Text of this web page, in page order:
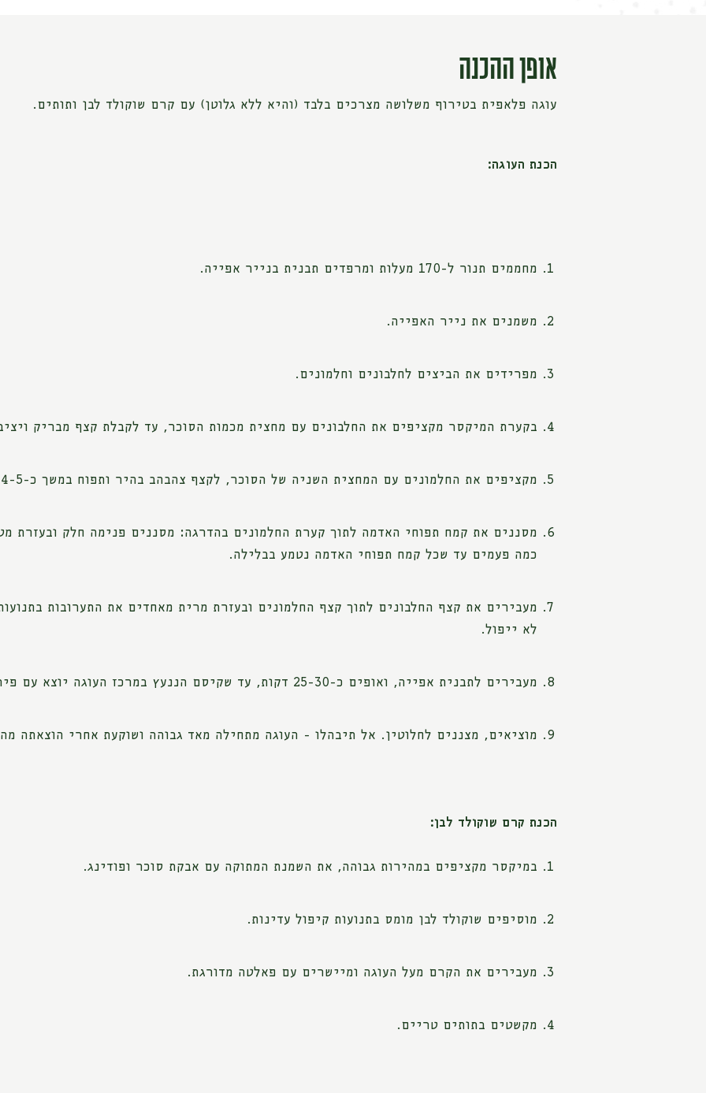
אופן ההכנה
עוגה פלאפית בטירוף משלושה מצרכים בלבד (והיא ללא גלוטן) עם קרם שוקולד לבן ותותים.
הכנת העוגה:
מחממים תנור ל-170 מעלות ומרפדים תבנית בנייר אפייה.
משמנים את נייר האפייה.
מפרידים את הביצים לחלבונים וחלמונים.
בקערת המיקסר מקציפים את החלבונים עם מחצית מכמות הסוכר, עד לקבלת קצף מבריק ויציב במשך כ-6-7 דקות
מקציפים את החלמונים עם המחצית השניה של הסוכר, לקצף צהבהב בהיר ותפוח במשך כ-4-5 דקות.
מסננים את קמח תפוחי האדמה לתוך קערת החלמונים בהדרגה: מסננים פנימה חלק ובעזרת
כמה פעמים עד שכל קמח תפוחי האדמה נטמע בבלילה.
מעבירים את קצף החלבונים לתוך קצף החלמונים ובעזרת מרית מאחדים את התערובות
לא ייפול.
מעבירים לתבנית אפייה, ואופים כ-25-30 דקות, עד שקיסם הננעץ במרכז העוגה יוצא עם פירורים לחים עליו.
מוציאים, מצננים לחלוטין. אל תיבהלו - העוגה מתחילה מאד גבוהה ושוקעת אחרי הוצאתה
הכנת קרם שוקולד לבן:
במיקסר מקציפים במהירות גבוהה, את השמנת המתוקה עם אבקת סוכר ופודינג.
מוסיפים שוקולד לבן מומס בתנועות קיפול עדינות.
מעבירים את הקרם מעל העוגה ומיישרים עם פאלטה מדורגת.
מקשטים בתותים טריים.